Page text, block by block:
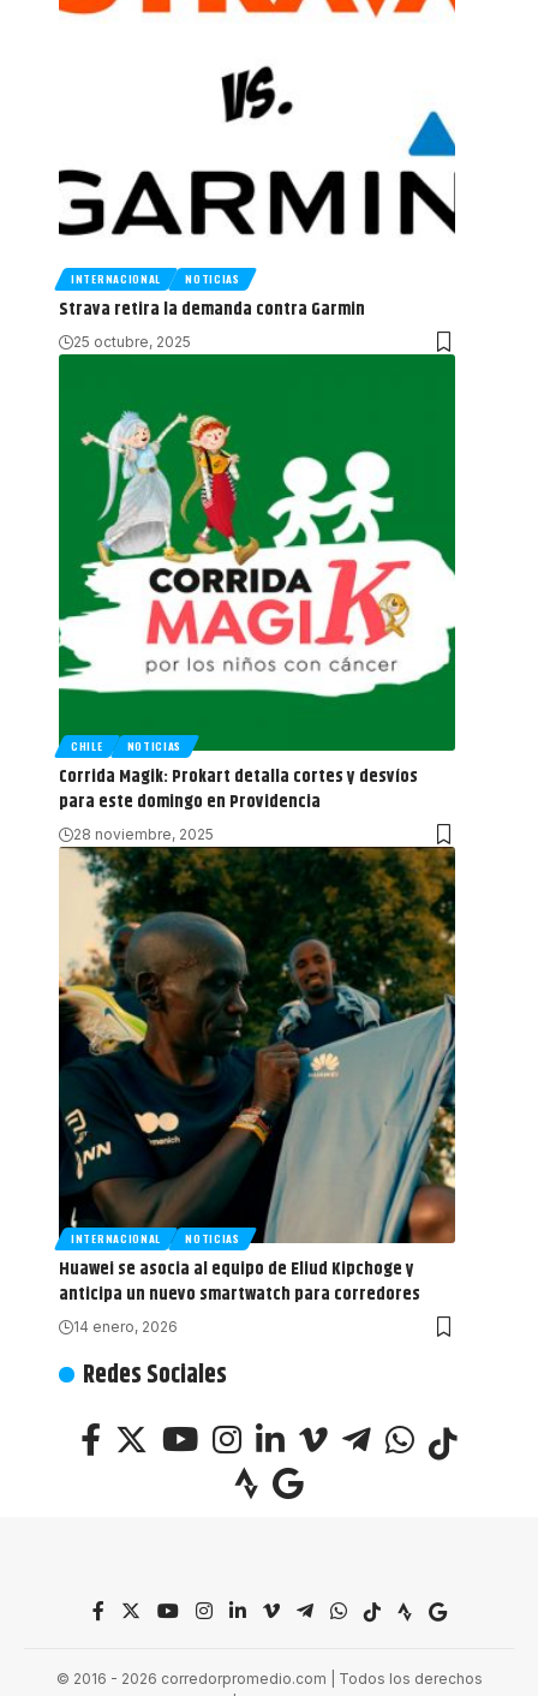
INTERNACIONAL NOTICIAS
Strava retira la demanda contra Garmin
25 octubre, 2025
CHILE NOTICIAS
Corrida Magik: Prokart detalla cortes y desvíos
para este domingo en Providencia
28 noviembre, 2025
INTERNACIONAL NOTICIAS
Huawei se asocia al equipo de Eliud Kipchoge y
anticipa un nuevo smartwatch para corredores
14 enero, 2026
Redes Sociales
© 2016 - 2026 corredorpromedio.com | Todos los derechos